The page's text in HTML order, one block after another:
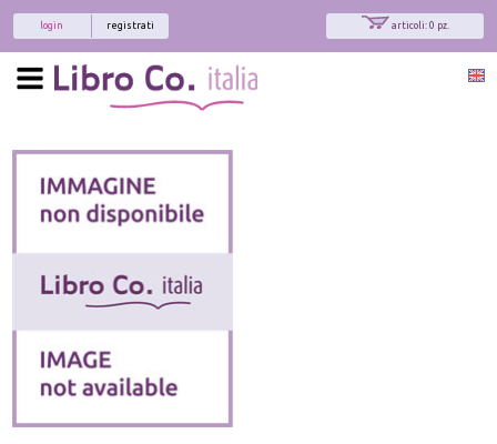
articoli: 0 pz.
registrati
login